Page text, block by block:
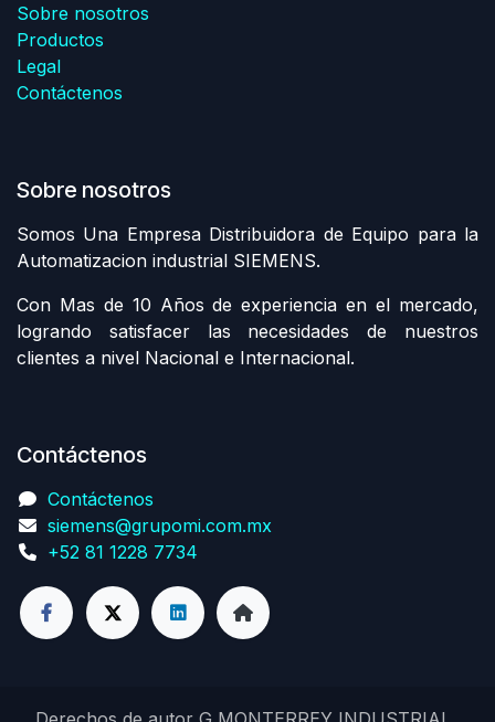
Sobre nosotros
Productos
Legal
Contáctenos
Sobre nosotros
Somos Una Empresa Distribuidora de Equipo para la
Automatizacion industrial SIEMENS.
Con Mas de 10 Años de experiencia en el mercado,
logrando satisfacer las necesidades de nuestros
clientes a nivel Nacional e Internacional.
Contáctenos
Contáctenos
siemens@grupomi.com.mx
+52 81 1228 7734